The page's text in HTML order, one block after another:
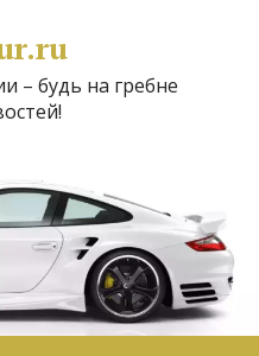
– будь на гребне